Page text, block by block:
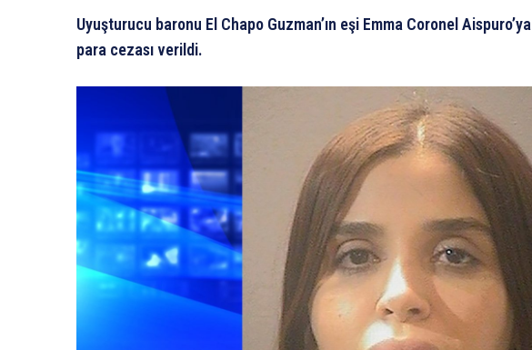
Uyuşturucu baronu El Chapo Guzman’ın eşi Emma Coronel
para cezası verildi.